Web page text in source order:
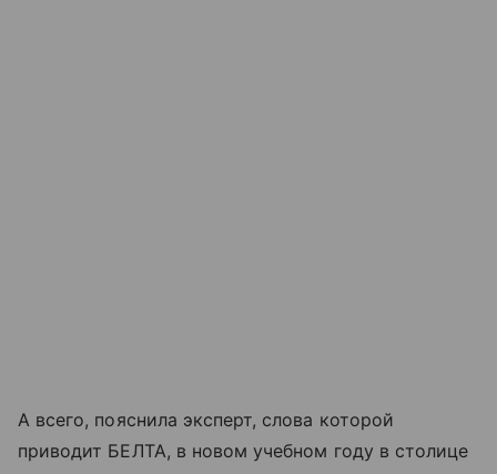
А всего, пояснила эксперт, слова которой
приводит БЕЛТА, в новом учебном году в столице